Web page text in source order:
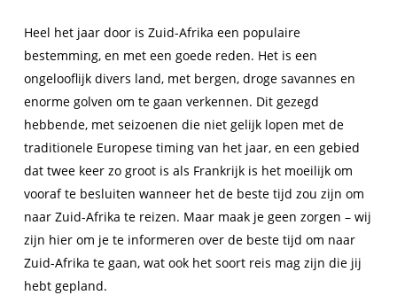
Heel het jaar door is Zuid-Afrika een populaire
bestemming, en met een goede reden. Het is een
ongelooflijk divers land, met bergen, droge savannes en
enorme golven om te gaan verkennen. Dit gezegd
hebbende, met seizoenen die niet gelijk lopen met de
traditionele Europese timing van het jaar, en een gebied
dat twee keer zo groot is als Frankrijk is het moeilijk om
vooraf te besluiten wanneer het de beste tijd zou zijn om
naar Zuid-Afrika te reizen. Maar maak je geen zorgen – wij
zijn hier om je te informeren over de beste tijd om naar
Zuid-Afrika te gaan, wat ook het soort reis mag zijn die jij
hebt gepland.